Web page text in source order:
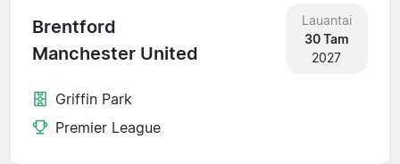
Brentford
Manchester United
Lauantai
30 Tam
2027
Griffin Park
Premier League